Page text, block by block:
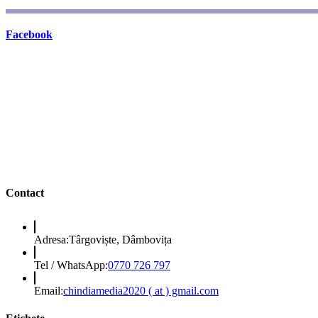
Facebook
Contact
Adresa:Târgoviște, Dâmbovița
Tel / WhatsApp:0770 726 797Opens
your
Email:chindiamedia2020 ( at ) gmail.comOpens